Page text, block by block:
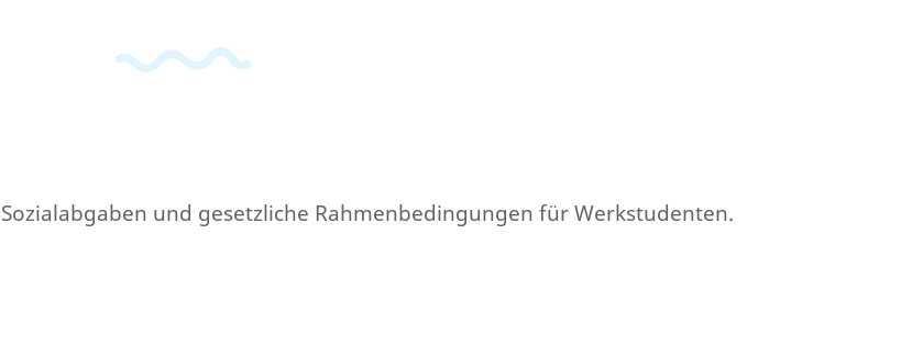
und gesetzliche Rahmenbedingungen für Werkstudenten.